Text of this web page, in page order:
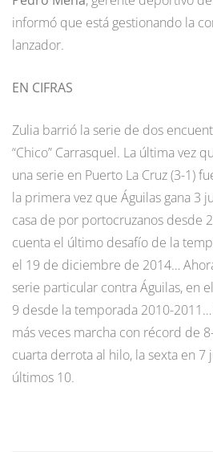
informó que está gestionando la
lanzador.
EN CIFRAS
Zulia barrió la serie de dos
“Chico” Carrasquel. La última vez
una serie en Puerto La Cruz (3-1)
la primera vez que Águilas gana 3
casa de por portocruzanos desde
cuenta el último desafío de la
el 19 de diciembre de 2014…
serie particular contra Águilas, en
9 desde la temporada 2010-
más veces marcha con récord de
cuarta derrota al hilo, la sexta en 7
últimos 10.